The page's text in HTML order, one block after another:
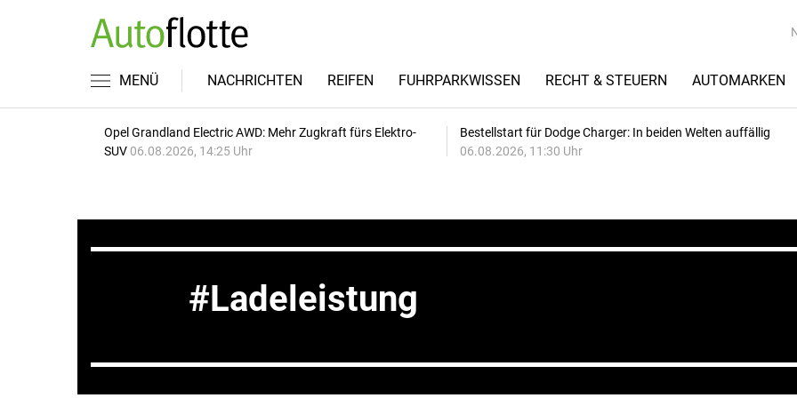
MENÜ NACHRICHTEN REIFEN FUHRPARKWISSEN RECHT & STEUERN AUTOMARKEN
Opel Grandland Electric AWD: Mehr Zugkraft fürs Elektro-
SUV 06.08.2026, 14:25 Uhr
Bestellstart für Dodge Charger: In beiden Welten auffällig
06.08.2026, 11:30 Uhr
Ladeleistung